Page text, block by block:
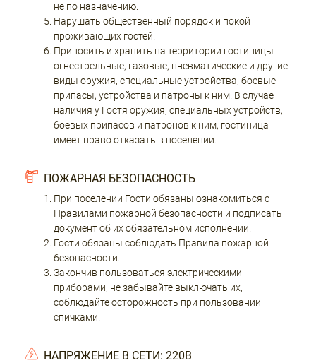
не по назначению.
Нарушать общественный порядок и покой
проживающих гостей.
Приносить и хранить на территории гостиницы
огнестрельные, газовые, пневматические и другие
виды оружия, специальные устройства, боевые
припасы, устройства и патроны к ним. В случае
наличия у Гостя оружия, специальных устройств,
боевых припасов и патронов к ним, гостиница
имеет право отказать в поселении.
ПОЖАРНАЯ БЕЗОПАСНОСТЬ
При поселении Гости обязаны ознакомиться с
Правилами пожарной безопасности и подписать
документ об их обязательном исполнении.
Гости обязаны соблюдать Правила пожарной
безопасности.
Закончив пользоваться электрическими
приборами, не забывайте выключать их,
соблюдайте осторожность при пользовании
спичками.
НАПРЯЖЕНИЕ В СЕТИ: 220В